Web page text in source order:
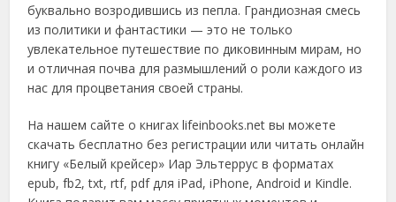
буквально возродившись из пепла. Грандиозная смесь
из политики и фантастики — это не только
увлекательное путешествие по диковинным мирам, но
и отличная почва для размышлений о роли каждого из
нас для процветания своей страны.
На нашем сайте о книгах lifeinbooks.net вы можете
скачать бесплатно без регистрации или читать онлайн
книгу «Белый крейсер» Иар Эльтеррус в форматах
epub, fb2, txt, rtf, pdf для iPad, iPhone, Android и Kindle.